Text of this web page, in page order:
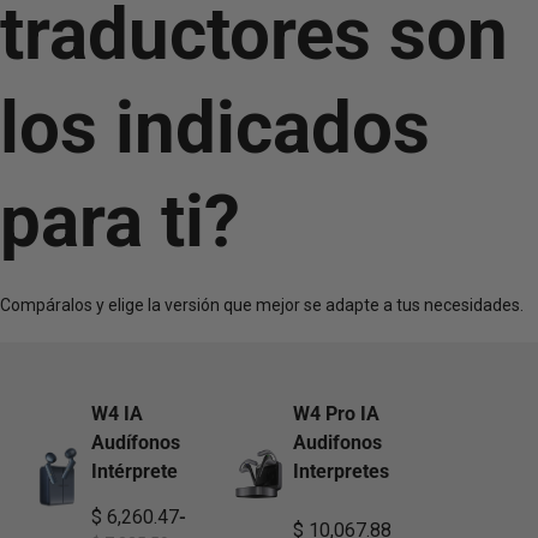
traductores son
los indicados
para ti?
Compáralos y elige la versión que mejor se adapte a tus necesidades.
W4 IA
Audífonos
Intérprete
$ 6,260.47-
W4 Pro IA
Audifonos
Interpretes
$ 10,067.88